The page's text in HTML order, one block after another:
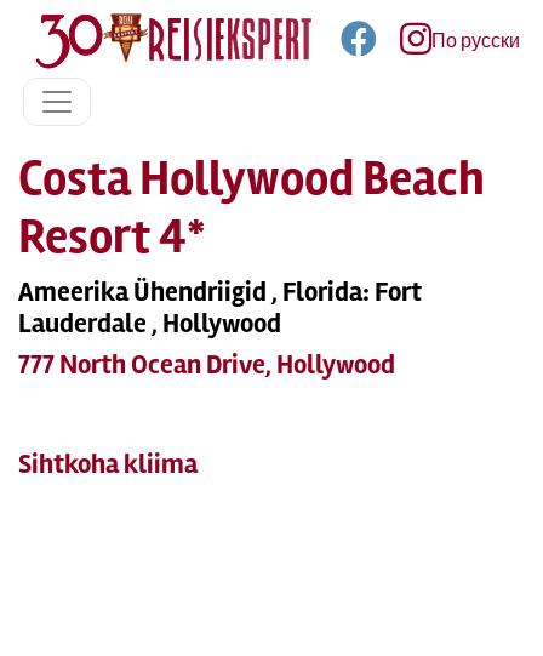
По русски
Costa Hollywood Beach
Resort 4*
Ameerika Ühendriigid , Florida: Fort
Lauderdale , Hollywood
777 North Ocean Drive, Hollywood
Sihtkoha kliima